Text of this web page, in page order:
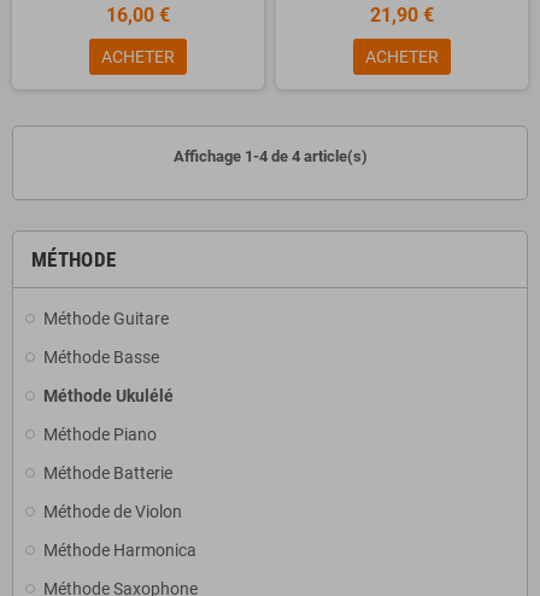
MÉTHODE
Méthode Guitare
Méthode Basse
Méthode Ukulélé
Méthode Piano
Méthode Batterie
Méthode de Violon
Méthode Harmonica
Méthode Saxophone
16,00 €
ACHETER
21,90 €
ACHETER
Affichage 1-4 de 4 article(s)